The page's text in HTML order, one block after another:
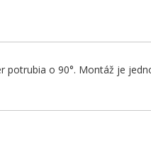
potrubia o 90°. Montáž je